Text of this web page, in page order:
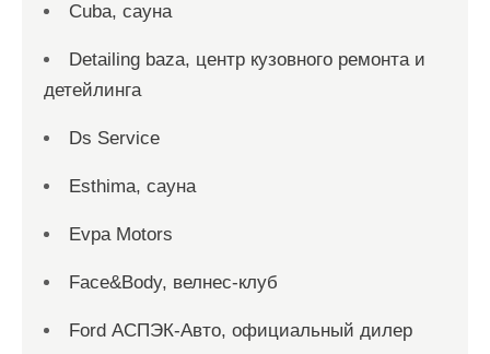
Cuba, сауна
Detailing baza, центр кузовного ремонта и
детейлинга
Ds Service
Esthima, сауна
Evpa Motors
Face&Body, велнес-клуб
Ford АСПЭК-Авто, официальный дилер